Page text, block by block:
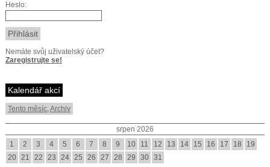
Heslo:
Nemáte svůj uživatelský účet?
Zaregistrujte se!
Kalendář akcí
Tento měsíc,Archiv
srpen 2026
1
2 3 4 5 6 7 8 9 10 11 12 13 14 15 16 17 18
19
20 21 22 23 24 25 26 27 28 29 30 31